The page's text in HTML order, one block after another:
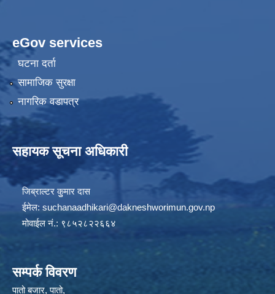
eGov services
घटना दर्ता
सामाजिक सुरक्षा
नागरिक वडापत्र
सहायक सूचना अधिकारी
जिब्राल्टर कुुमार दास
ईमेल: suchanaadhikari@dakneshworimun.gov.np
मोवाईल नं.: ९८५२८२२६६४
सम्पर्क विवरण
पातो बजार, पातो,